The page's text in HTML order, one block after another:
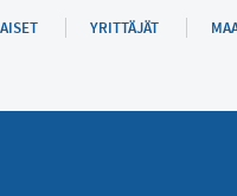
YRITTÄJÄT